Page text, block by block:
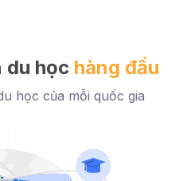
du học hàng đầu
học của mỗi quốc gia